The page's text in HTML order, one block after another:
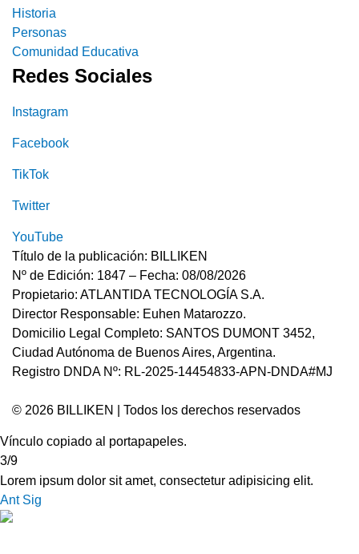
Historia
Personas
Comunidad Educativa
Redes Sociales
Instagram
Facebook
TikTok
Twitter
YouTube
Título de la publicación: BILLIKEN
Nº de Edición: 1847 – Fecha: 08/08/2026
Propietario: ATLANTIDA TECNOLOGÍA S.A.
Director Responsable: Euhen Matarozzo.
Domicilio Legal Completo: SANTOS DUMONT 3452,
Ciudad Autónoma de Buenos Aires, Argentina.
Registro DNDA Nº: RL-2025-14454833-APN-DNDA#MJ
© 2026 BILLIKEN | Todos los derechos reservados
Vínculo copiado al portapapeles.
3/9
Lorem ipsum dolor sit amet, consectetur adipisicing elit.
Ant Sig